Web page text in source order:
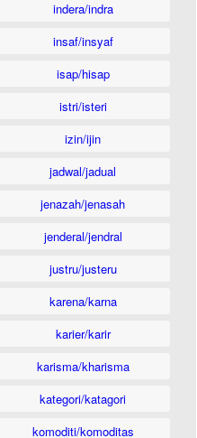
indera/indra
insaf/insyaf
isap/hisap
istri/isteri
izin/ijin
jadwal/jadual
jenazah/jenasah
jenderal/jendral
justru/justeru
karena/karna
karier/karir
karisma/kharisma
kategori/katagori
komoditi/komoditas